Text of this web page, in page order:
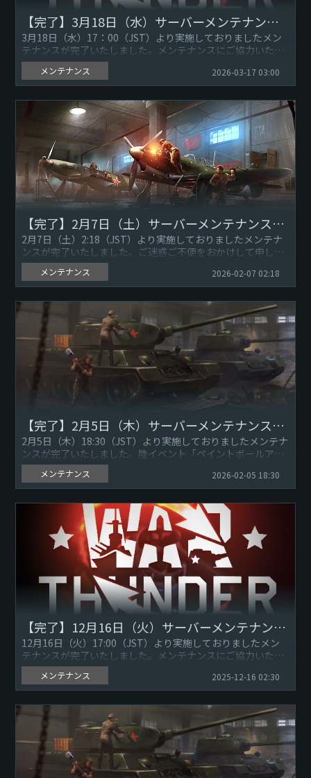
【完了】3月18日（水）サーバーメンテナンスのお知らせ
3月18日（水）17：00（JST）より実施しておりましたメン
テナンスが完了いたしました。メンテナンスにご協力いただ
きありがとうございました。重大な不具合が発見されたた
め、定期メン...
メンテナンス 2026-03-17 03:00
【完了】2月7日（土）サーバーメンテナンスのお知らせ
2月7日（土）2:18（JST）より実施しておりましたメンテナ
ンスが完了いたしました。ご迷惑ご不便をおかけして申し訳
ありません。引き続き『War Thunder』をよろしくお願い
メンテナンス 2026-02-07 02:18
【完了】2月5日（木）サーバーメンテナンスのお知らせ
2月5日（木）18:30（JST）より実施しておりましたメンテナ
ンスが完了いたしました。陸イベント「ペイントボールアリ
ーナ（Paintball Arena）」の現在のタスクを6時間...
メンテナンス 2026-02-05 18:30
【完了】12月16日（火）サーバーメンテナンスのお知らせ
12月16日（火）17:00（JST）より実施しておりましたメン
テナンスが完了いたしました。メンテナンスにご協力いただ
きありがとうございました。『War Thunder』ゲームサー...
メンテナンス 2025-12-16 02:30